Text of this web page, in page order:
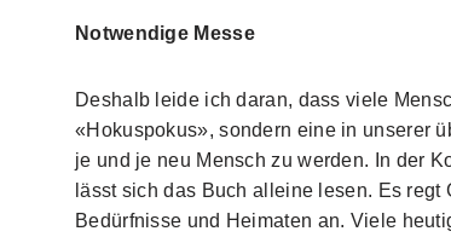
Notwendige Messe
Deshalb leide ich daran, dass viele
«Hokuspokus», sondern eine in unserer
je und je neu Mensch zu werden. In der
lässt sich das Buch alleine lesen. Es
Bedürfnisse und Heimaten an. Viele